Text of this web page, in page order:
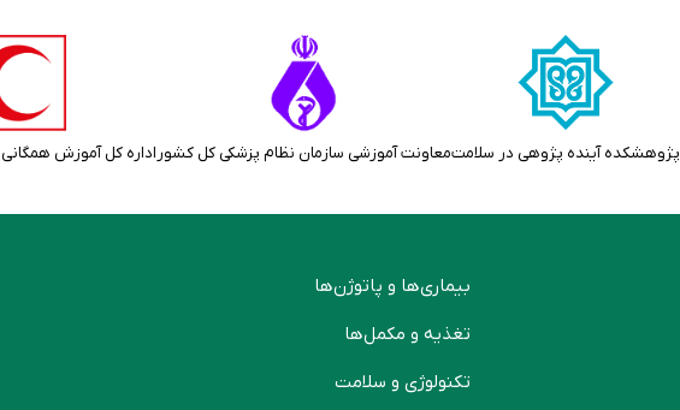
پژوهشکده آینده پژوهی در سلامتمعاونت آموزشی سازمان نظام پزشکی کل کشور اداره کل آموزش
بیماری‌ها و پاتوژن‌ها
تغذیه و مکمل‌ها
تکنولوژی و سلامت